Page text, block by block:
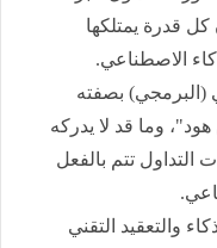
قدرة يمتلكها
الاصطناعي.
(البرمجي) بصفته
وما قد لا يدركه
التداول تتم بالفعل
والتعقيد التقني